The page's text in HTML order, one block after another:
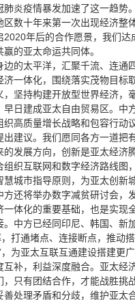
疫情暴发加速了这一趋势
数十年来第一次出现经济
年后的合作愿景，我们达
的亚太命运共同体。
太平洋，汇聚千流、连通
一体化，围绕落实茂物目
坚持构建开放型世界经济
日建成亚太自由贸易区。
高质量增长战略和包容行
建议。我们愿同各方一道把
展方向，创新是亚太经济
织互联网和数字经济路线
城市指导原则，为亚太创
还将举办数字减贫研讨会，
化的重要基础，也是实现
中方已经同印尼、韩国、
打通堵点、连接断点，推
为亚太互联互通建设搭建更
，利益深度融合。亚太经
只有团结合作，才能战胜
处理矛盾和分歧，维护亚太